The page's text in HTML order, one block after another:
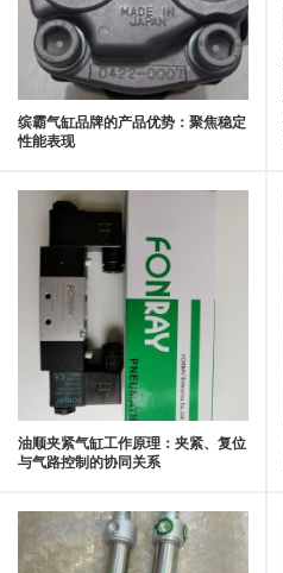
缤霸气缸品牌的产品优势：聚焦稳定
性能表现
油顺夹紧气缸工作原理：夹紧、复位
与气路控制的协同关系